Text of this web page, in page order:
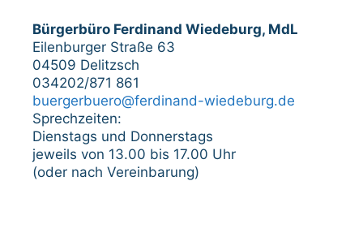
Bürgerbüro Ferdinand Wiedeburg, MdL
Eilenburger Straße 63
04509 Delitzsch
034202/871 861
buergerbuero@ferdinand-wiedeburg.de
Sprechzeiten:
Dienstags und Donnerstags
jeweils von 13.00 bis 17.00 Uhr
(oder nach Vereinbarung)